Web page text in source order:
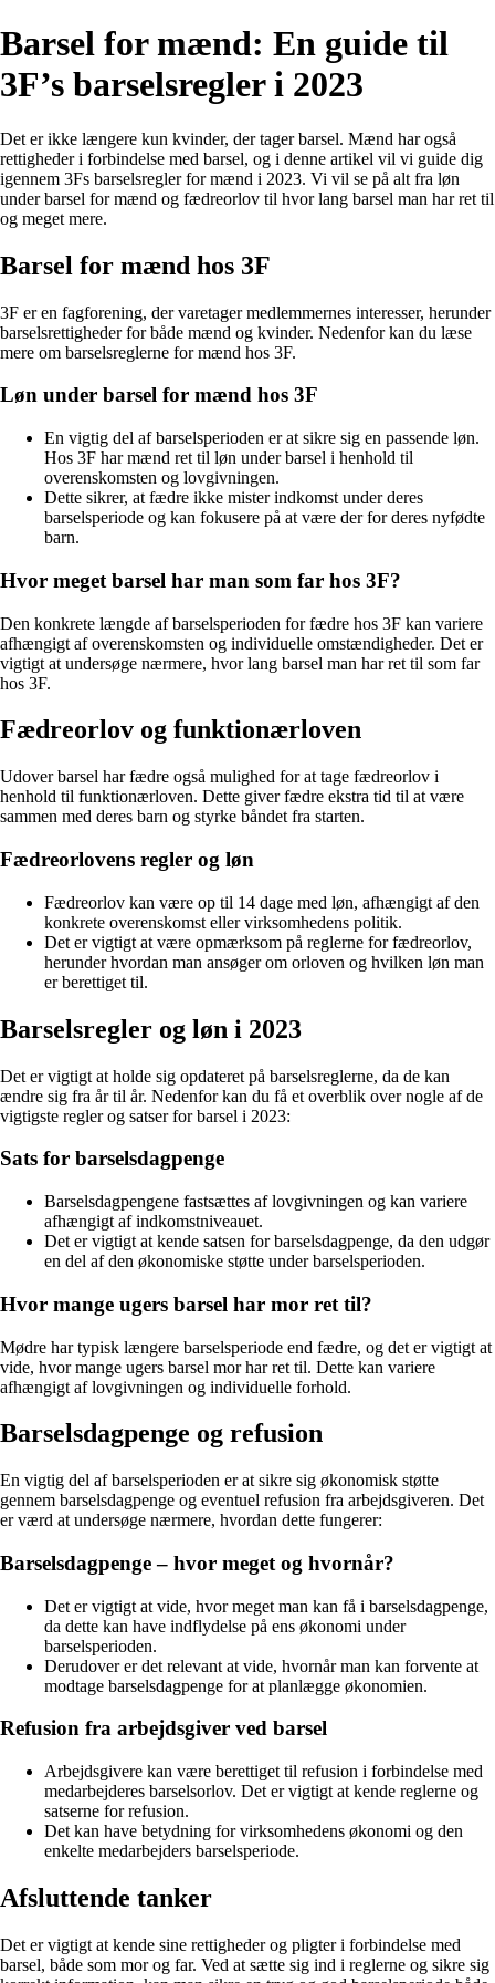
Barsel for mænd: En guide til
3F’s barselsregler i 2023
Det er ikke længere kun kvinder, der tager barsel. Mænd har også
rettigheder i forbindelse med barsel, og i denne artikel vil vi guide dig
igennem 3Fs barselsregler for mænd i 2023. Vi vil se på alt fra løn
under barsel for mænd og fædreorlov til hvor lang barsel man har ret til
og meget mere.
Barsel for mænd hos 3F
3F er en fagforening, der varetager medlemmernes interesser, herunder
barselsrettigheder for både mænd og kvinder. Nedenfor kan du læse
mere om barselsreglerne for mænd hos 3F.
Løn under barsel for mænd hos 3F
En vigtig del af barselsperioden er at sikre sig en passende løn.
Hos 3F har mænd ret til løn under barsel i henhold til
overenskomsten og lovgivningen.
Dette sikrer, at fædre ikke mister indkomst under deres
barselsperiode og kan fokusere på at være der for deres nyfødte
barn.
Hvor meget barsel har man som far hos 3F?
Den konkrete længde af barselsperioden for fædre hos 3F kan variere
afhængigt af overenskomsten og individuelle omstændigheder. Det er
vigtigt at undersøge nærmere, hvor lang barsel man har ret til som far
hos 3F.
Fædreorlov og funktionærloven
Udover barsel har fædre også mulighed for at tage fædreorlov i
henhold til funktionærloven. Dette giver fædre ekstra tid til at være
sammen med deres barn og styrke båndet fra starten.
Fædreorlovens regler og løn
Fædreorlov kan være op til 14 dage med løn, afhængigt af den
konkrete overenskomst eller virksomhedens politik.
Det er vigtigt at være opmærksom på reglerne for fædreorlov,
herunder hvordan man ansøger om orloven og hvilken løn man
er berettiget til.
Barselsregler og løn i 2023
Det er vigtigt at holde sig opdateret på barselsreglerne, da de kan
ændre sig fra år til år. Nedenfor kan du få et overblik over nogle af de
vigtigste regler og satser for barsel i 2023:
Sats for barselsdagpenge
Barselsdagpengene fastsættes af lovgivningen og kan variere
afhængigt af indkomstniveauet.
Det er vigtigt at kende satsen for barselsdagpenge, da den udgør
en del af den økonomiske støtte under barselsperioden.
Hvor mange ugers barsel har mor ret til?
Mødre har typisk længere barselsperiode end fædre, og det er vigtigt at
vide, hvor mange ugers barsel mor har ret til. Dette kan variere
afhængigt af lovgivningen og individuelle forhold.
Barselsdagpenge og refusion
En vigtig del af barselsperioden er at sikre sig økonomisk støtte
gennem barselsdagpenge og eventuel refusion fra arbejdsgiveren. Det
er værd at undersøge nærmere, hvordan dette fungerer:
Barselsdagpenge – hvor meget og hvornår?
Det er vigtigt at vide, hvor meget man kan få i barselsdagpenge,
da dette kan have indflydelse på ens økonomi under
barselsperioden.
Derudover er det relevant at vide, hvornår man kan forvente at
modtage barselsdagpenge for at planlægge økonomien.
Refusion fra arbejdsgiver ved barsel
Arbejdsgivere kan være berettiget til refusion i forbindelse med
medarbejderes barselsorlov. Det er vigtigt at kende reglerne og
satserne for refusion.
Det kan have betydning for virksomhedens økonomi og den
enkelte medarbejders barselsperiode.
Afsluttende tanker
Det er vigtigt at kende sine rettigheder og pligter i forbindelse med
barsel, både som mor og far. Ved at sætte sig ind i reglerne og sikre sig